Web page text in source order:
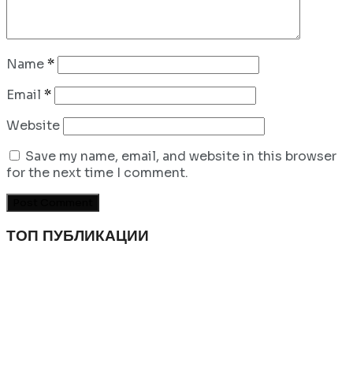
Name*
Email *
Website
Save my name, email, and website in this browser
for the next time I comment.
ТОП ПУБЛИКАЦИИ